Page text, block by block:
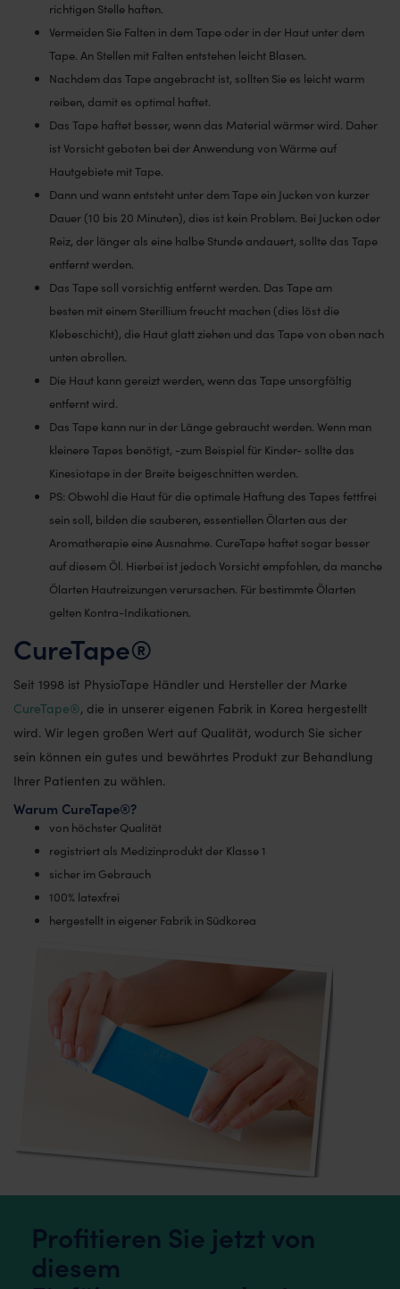
richtigen Stelle haften.
Vermeiden Sie Falten in dem Tape oder in der Haut unter dem
Tape. An Stellen mit Falten entstehen leicht Blasen.
Nachdem das Tape angebracht ist, sollten Sie es leicht warm
reiben, damit es optimal haftet.
Das Tape haftet besser, wenn das Material wärmer wird. Daher
ist Vorsicht geboten bei der Anwendung von Wärme auf
Hautgebiete mit Tape.
Dann und wann entsteht unter dem Tape ein Jucken von kurzer
Dauer (10 bis 20 Minuten), dies ist kein Problem. Bei Jucken oder
Reiz, der länger als eine halbe Stunde andauert, sollte das Tape
entfernt werden.
Das Tape soll vorsichtig entfernt werden. Das Tape am
besten mit einem Sterillium freucht machen (dies löst die
Klebeschicht), die Haut glatt ziehen und das Tape von oben nach
unten abrollen.
Die Haut kann gereizt werden, wenn das Tape unsorgfältig
entfernt wird.
Das Tape kann nur in der Länge gebraucht werden. Wenn man
kleinere Tapes benötigt, -zum Beispiel für Kinder- sollte das
Kinesiotape in der Breite beigeschnitten werden.
PS: Obwohl die Haut für die optimale Haftung des Tapes fettfrei
sein soll, bilden die sauberen, essentiellen Ölarten aus der
Aromatherapie eine Ausnahme. CureTape haftet sogar besser
auf diesem Öl. Hierbei ist jedoch Vorsicht empfohlen, da manche
Ölarten Hautreizungen verursachen. Für bestimmte Ölarten
gelten Kontra-Indikationen.
CureTape®
Seit 1998 ist PhysioTape Händler und Hersteller der Marke
CureTape®, die in unserer eigenen Fabrik in Korea hergestellt
wird. Wir legen großen Wert auf Qualität, wodurch Sie sicher
sein können ein gutes und bewährtes Produkt zur Behandlung
Ihrer Patienten zu wählen.
Warum CureTape®?
von höchster Qualität
registriert als Medizinprodukt der Klasse 1
sicher im Gebrauch
100% latexfrei
hergestellt in eigener Fabrik in Südkorea
Profitieren Sie jetzt von
diesem